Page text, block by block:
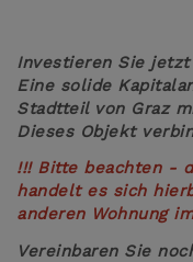
Investieren Sie
Eine solide
Stadtteil von Graz
Dieses Objekt
!!! Bitte beachten -
handelt es sich
anderen Wohnung
Vereinbaren Sie